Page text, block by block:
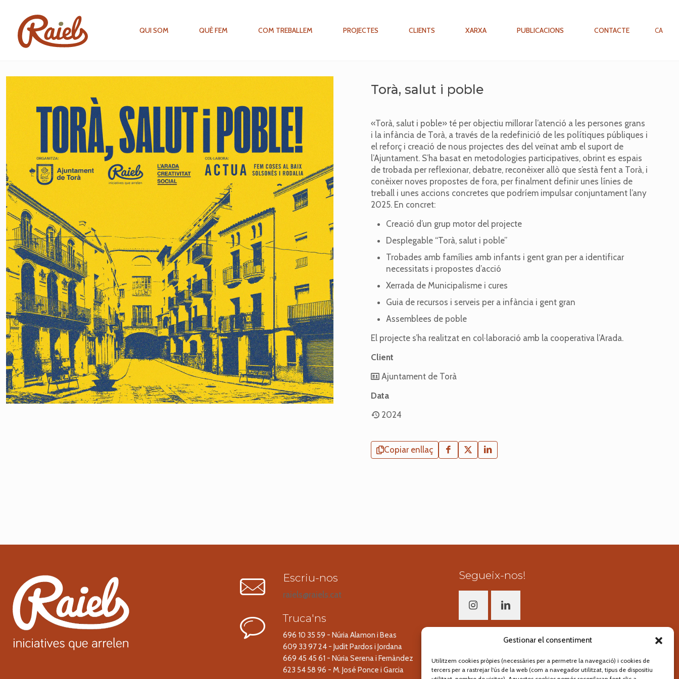
Gestionar el consentiment
Utilitzem cookies pròpies (necessàries per a permetre la navegació) i cookies de
tercers per a rastrejar l'ús de la web (com a navegador utilitzat, tipus de dispositiu
QUI SOM QUÈ FEM COM TREBALLEM PROJECTES CLIENTS XARXA PUBLICACIONS CONTACTE CA
Torà, salut i poble
«Torà, salut i poble» té per objectiu millorar l’atenció a les persones grans
i la infància de Torà, a través de la redefinició de les polítiques públiques i
el reforç i creació de nous projectes des del veïnat amb el suport de
l’Ajuntament. S’ha basat en metodologies participatives, obrint es espais
de trobada per reflexionar, debatre, reconèixer allò que s’està fent a Torà, i
conèixer noves propostes de fora, per finalment definir unes línies de
treball i unes accions concretes que podríem impulsar conjuntament l’any
2025. En concret:
Creació d’un grup motor del projecte
Desplegable “Torà, salut i poble”
Trobades amb famílies amb infants i gent gran per a identificar
necessitats i propostes d’acció
Xerrada de Municipalisme i cures
Guia de recursos i serveis per a infància i gent gran
Assemblees de poble
El projecte s’ha realitzat en col·laboració amb la cooperativa l’Arada.
Client
Ajuntament de Torà
Data
2024
Copiar enllaç
Escriu-nos
raiels@raiels.cat
Truca'ns
696 10 35 59 - Núria Alamon i Beas
609 33 97 24 - Judit Pardos i Jordana
669 45 45 61 - Núria Serena i Fernàndez
623 54 58 96 - M. José Ponce i Garcia
Segueix-nos!